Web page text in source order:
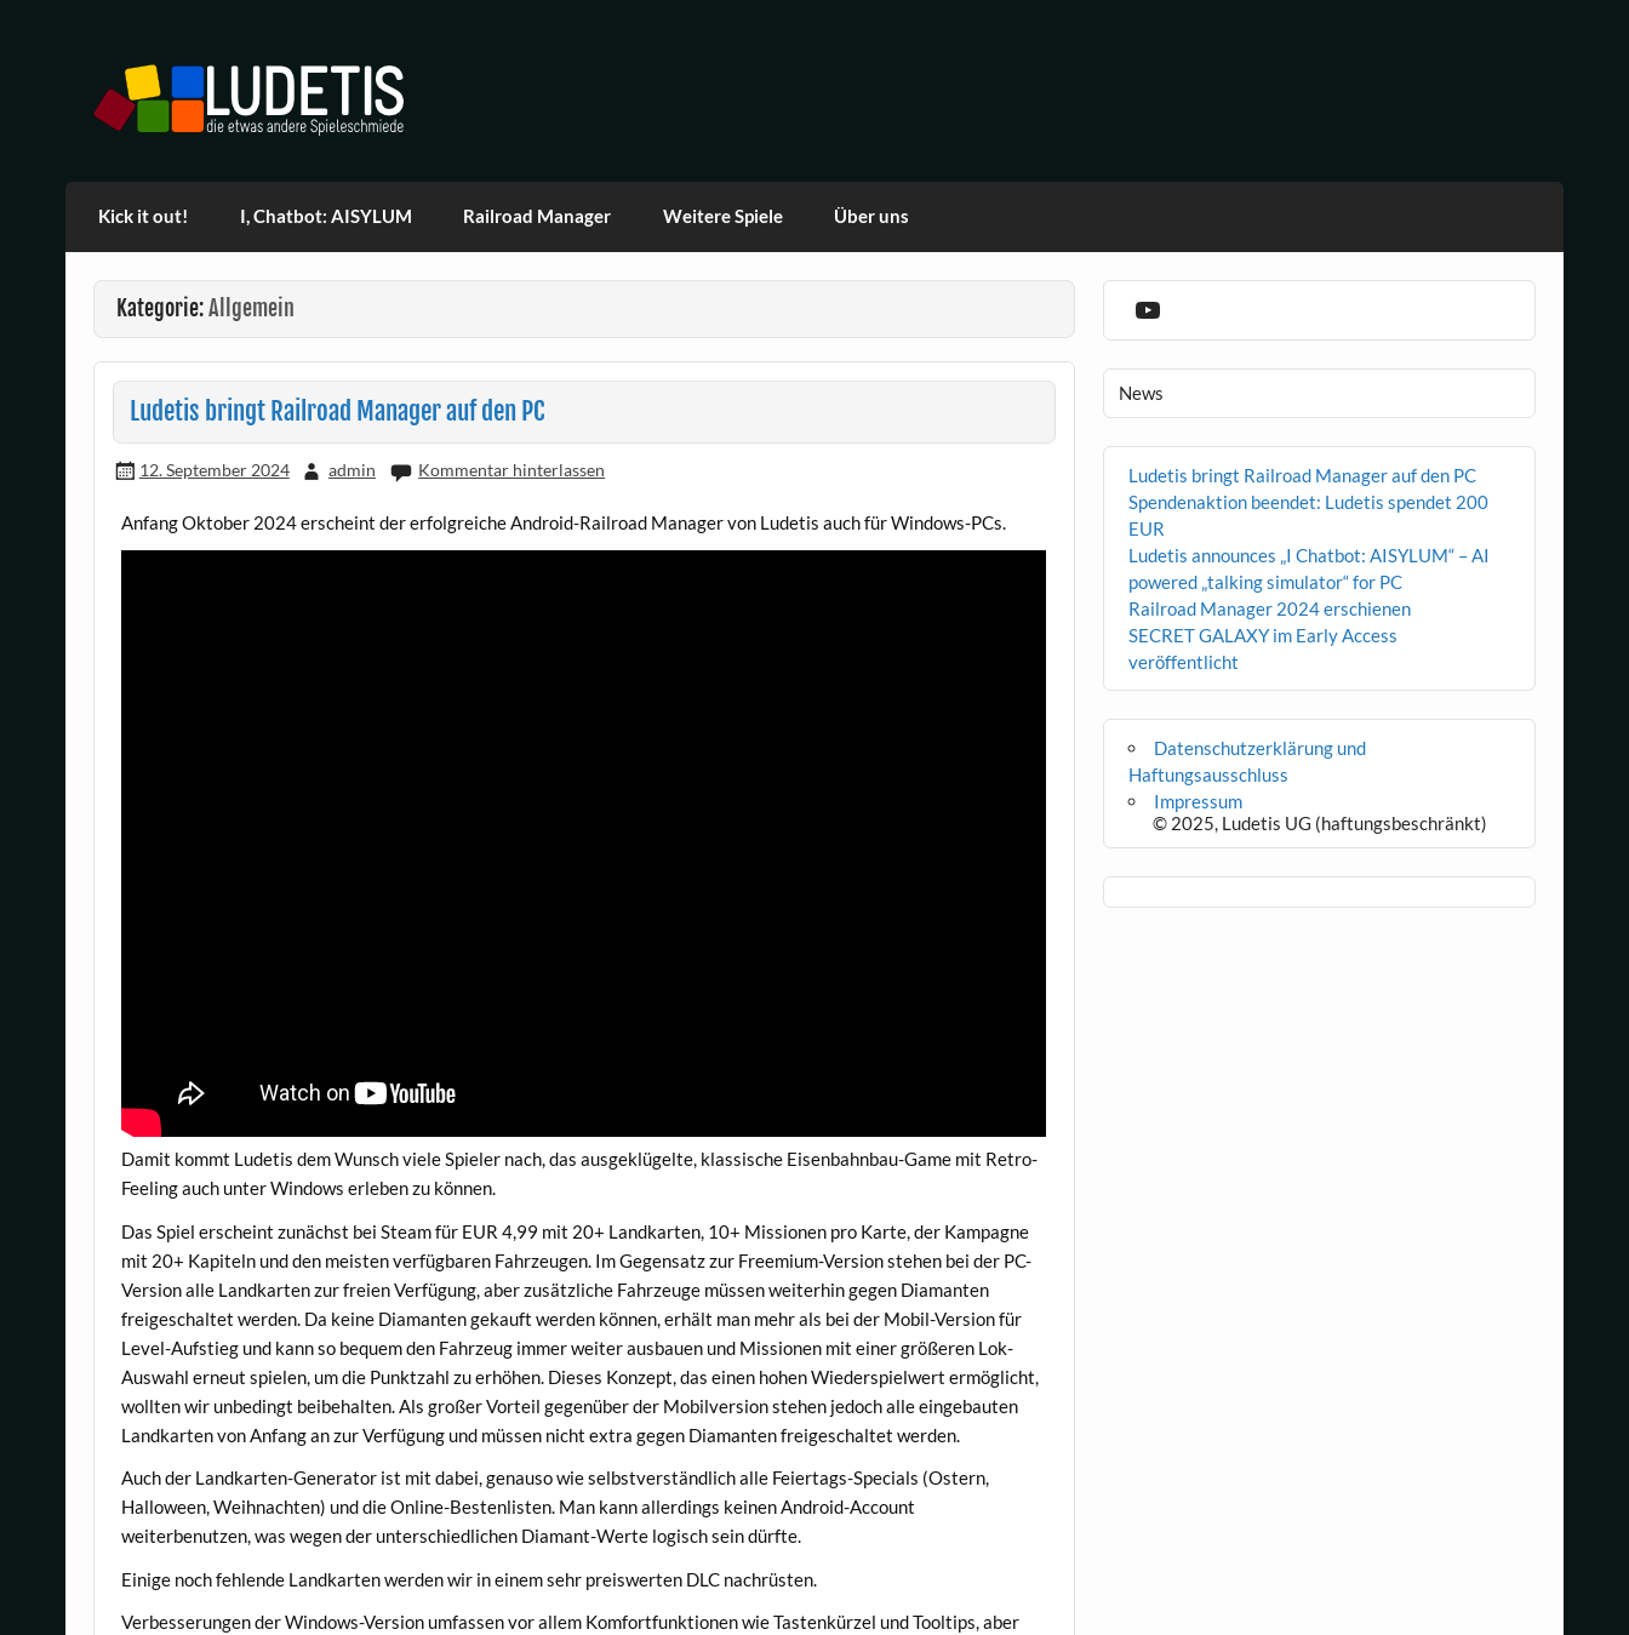
Ludetis Spiele
Kick it out! I, Chatbot: AISYLUM Railroad Manager Weitere Spiele Über uns
Kategorie:Allgemein
Ludetis bringt Railroad Manager auf den PC
12. September 2024 admin Kommentar hinterlassen
Anfang Oktober 2024 erscheint der erfolgreiche Android-Railroad Manager von Ludetis auch für Windows-PCs.
Damit kommt Ludetis dem Wunsch viele Spieler nach, das ausgeklügelte, klassische Eisenbahnbau-Game mit Retro-
Feeling auch unter Windows erleben zu können.
Das Spiel erscheint zunächst bei Steam für EUR 4,99 mit 20+ Landkarten, 10+ Missionen pro Karte, der Kampagne
mit 20+ Kapiteln und den meisten verfügbaren Fahrzeugen. Im Gegensatz zur Freemium-Version stehen bei der PC-
Version alle Landkarten zur freien Verfügung, aber zusätzliche Fahrzeuge müssen weiterhin gegen Diamanten
freigeschaltet werden. Da keine Diamanten gekauft werden können, erhält man mehr als bei der Mobil-Version für
Level-Aufstieg und kann so bequem den Fahrzeug immer weiter ausbauen und Missionen mit einer größeren Lok-
Auswahl erneut spielen, um die Punktzahl zu erhöhen. Dieses Konzept, das einen hohen Wiederspielwert ermöglicht,
wollten wir unbedingt beibehalten. Als großer Vorteil gegenüber der Mobilversion stehen jedoch alle eingebauten
Landkarten von Anfang an zur Verfügung und müssen nicht extra gegen Diamanten freigeschaltet werden.
Auch der Landkarten-Generator ist mit dabei, genauso wie selbstverständlich alle Feiertags-Specials (Ostern,
Halloween, Weihnachten) und die Online-Bestenlisten. Man kann allerdings keinen Android-Account
weiterbenutzen, was wegen der unterschiedlichen Diamant-Werte logisch sein dürfte.
Einige noch fehlende Landkarten werden wir in einem sehr preiswerten DLC nachrüsten.
Verbesserungen der Windows-Version umfassen vor allem Komfortfunktionen wie Tastenkürzel und Tooltips, aber
YouTube
News
Ludetis bringt Railroad Manager auf den PC
Spendenaktion beendet: Ludetis spendet 200
EUR
Ludetis announces „I Chatbot: AISYLUM“ – AI
powered „talking simulator“ for PC
Railroad Manager 2024 erschienen
SECRET GALAXY im Early Access
veröffentlicht
Datenschutzerklärung und
Haftungsausschluss
Impressum
© 2025, Ludetis UG (haftungsbeschränkt)